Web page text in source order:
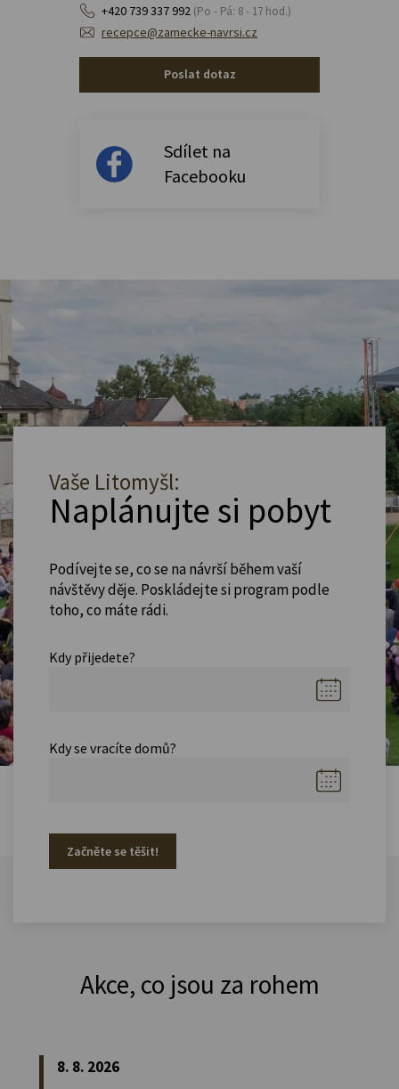
+420 739 337 992 (Po - Pá: 8 - 17 hod.)
recepce@zamecke-navrsi.cz
Poslat dotaz
Sdílet na
Facebooku
Vaše Litomyšl:
Naplánujte si pobyt
Podívejte se, co se na návrší během vaší
návštěvy děje. Poskládejte si program podle
toho, co máte rádi.
Kdy přijedete?
Kdy se vracíte domů?
Začněte se těšit!
Akce, co jsou za rohem
8. 8. 2026